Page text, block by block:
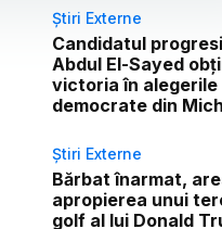
Știri Externe
Candidatul
Abdul El-Sayed
victoria în alegerile
democrate din
Știri Externe
Bărbat înarmat,
apropierea unui
golf al lui Donald